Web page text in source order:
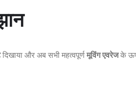
दिखाया और अब सभी महत्वपूर्णमूविंग एवरेजके